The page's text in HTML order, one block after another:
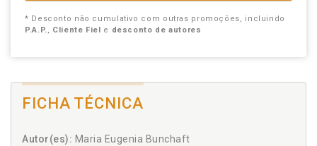
* Desconto não cumulativo com outras promoções, incluindo
P.A.P., Cliente Fiel e desconto de autores
FICHA TÉCNICA
Autor(es): Maria Eugenia Bunchaft